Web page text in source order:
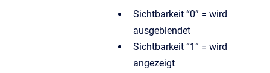
Sichtbarkeit “0” = wird
ausgeblendet
Sichtbarkeit “1” = wird
angezeigt